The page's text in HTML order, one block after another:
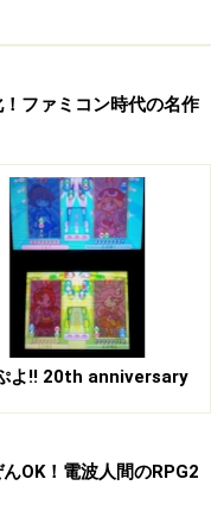
内容をご確認くださ
のゲームをチェ
のゲームをチェ
ファミコン時代の名作
よ!! 20th anniversary
OK！電波人間のRPG2